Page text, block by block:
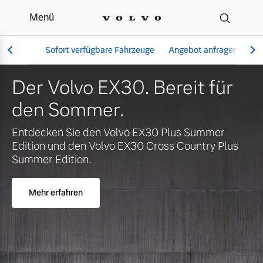
Ihr Volvo Händler in
Menü
Sofort verfügbare Fahrzeuge Angebot anfragen
Vollelektrisch
6 Modelle
Plug-in Hybrid
Geschäftskunden
Unser Team
Der Volvo EX30. Bereit für
den Sommer.
Entdecken Sie den Volvo EX30 Plus Summer
Edition und den Volvo EX30 Cross Country Plus
Summer Edition.
Mehr erfahren